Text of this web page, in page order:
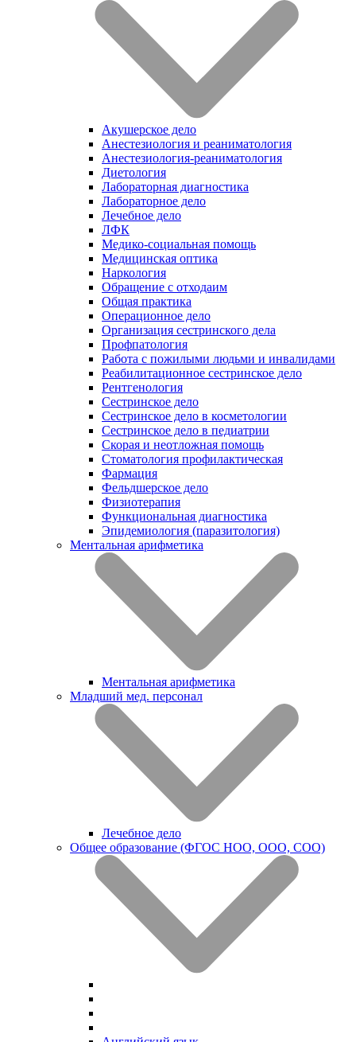
Акушерское дело
Анестезиология и реаниматология
Анестезиология-реаниматология
Диетология
Лабораторная диагностика
Лабораторное дело
Лечебное дело
ЛФК
Медико-социальная помощь
Медицинская оптика
Наркология
Обращение с отходаим
Общая практика
Операционное дело
Организация сестринского дела
Профпатология
Работа с пожилыми людьми и инвалидами
Реабилитационное сестринское дело
Рентгенология
Сестринское дело
Сестринское дело в косметологии
Сестринское дело в педиатрии
Скорая и неотложная помощь
Стоматология профилактическая
Фармация
Фельдшерское дело
Физиотерапия
Функциональная диагностика
Эпидемиология (паразитология)
Ментальная арифметика
Ментальная арифметика
Младший мед. персонал
Лечебное дело
Общее образование (ФГОС НОО, ООО, СОО)